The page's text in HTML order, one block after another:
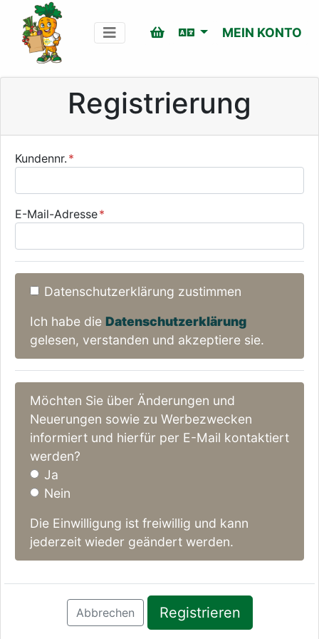
MEIN KONTO
Registrierung
Kundennr.
E-Mail-Adresse
Datenschutzerklärung zustimmen
Ich habe die Datenschutzerklärung
gelesen, verstanden und akzeptiere sie.
Möchten Sie über Änderungen und
Neuerungen sowie zu Werbezwecken
informiert und hierfür per E-Mail kontaktiert
werden?
Ja
Nein
Die Einwilligung ist freiwillig und kann
jederzeit wieder geändert werden.
Abbrechen Registrieren